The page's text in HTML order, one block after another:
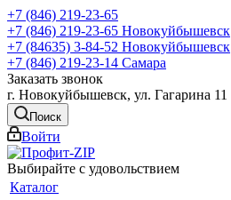
+7 (846) 219-23-65
+7 (846) 219-23-65 Новокуйбышевск
+7 (84635) 3-84-52 Новокуйбышевск
+7 (846) 219-23-14 Самара
Заказать звонок
г. Новокуйбышевск, ул. Гагарина 11
Поиск
Войти
Выбирайте с удовольствием
Каталог